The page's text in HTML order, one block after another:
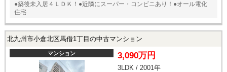
●築後未入居４ＬＤＫ！●近隣にスーパー・コンビニあり！●オール電化
住宅
北九州市小倉北区馬借1丁目の中古マンション
マンション 3,090万円
3LDK / 2001年